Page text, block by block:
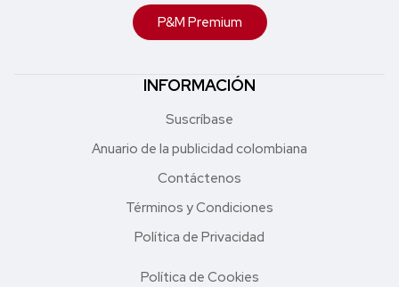
P&M Premium
INFORMACIÓN
Suscríbase
Anuario de la publicidad colombiana
Contáctenos
Términos y Condiciones
Política de Privacidad
Política de Cookies